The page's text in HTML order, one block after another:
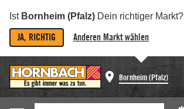
Ist Bornheim (Pfalz) Dein richtiger Markt?
JA, RICHTIG Anderen Markt wählen
Bornheim (Pfalz)